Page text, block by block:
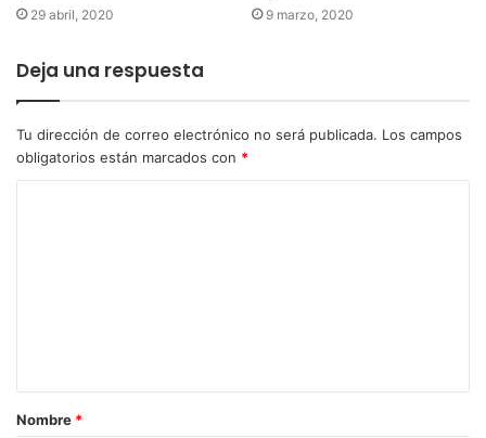
29 abril, 2020 9 marzo, 2020
Deja una respuesta
Tu dirección de correo electrónico no será publicada. Los campos
obligatorios están marcados con *
Nombre *